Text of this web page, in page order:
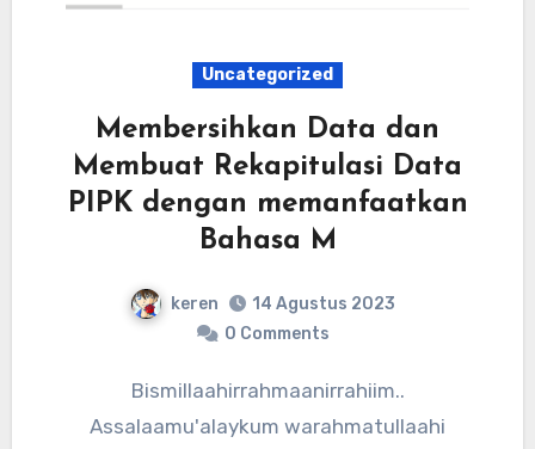
Uncategorized
Membersihkan Data dan
Membuat Rekapitulasi Data
PIPK dengan memanfaatkan
Bahasa M
keren
14 Agustus 2023
0 Comments
Bismillaahirrahmaanirrahiim..
Assalaamu'alaykum warahmatullaahi